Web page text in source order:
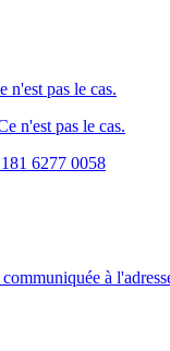
n'est pas le cas.
n'est pas le cas.
6277 0058
à